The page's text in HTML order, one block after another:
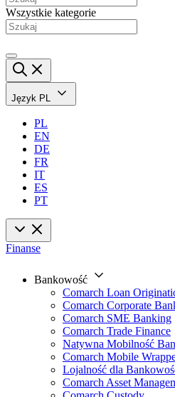
Wszystkie kategorie
Język PL
PL
EN
DE
FR
IT
ES
PT
Finanse
Bankowość
Comarch Loan
Comarch Corporate
Comarch SME Banking
Comarch Trade Finance
Natywna Mobilność
Comarch Mobile
Lojalność dla
Comarch Asset